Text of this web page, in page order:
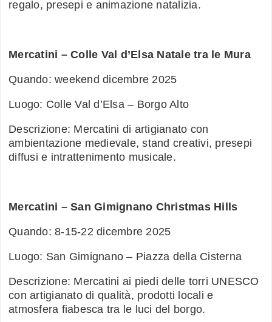
regalo, presepi e animazione natalizia.
Mercatini – Colle Val d’Elsa Natale tra le Mura
Quando: weekend dicembre 2025
Luogo: Colle Val d’Elsa – Borgo Alto
Descrizione: Mercatini di artigianato con
ambientazione medievale, stand creativi, presepi
diffusi e intrattenimento musicale.
Mercatini – San Gimignano Christmas Hills
Quando: 8-15-22 dicembre 2025
Luogo: San Gimignano – Piazza della Cisterna
Descrizione: Mercatini ai piedi delle torri UNESCO
con artigianato di qualità, prodotti locali e
atmosfera fiabesca tra le luci del borgo.